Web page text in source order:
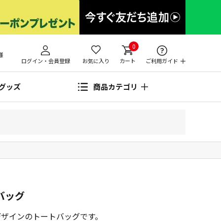
ログイン・会員登録 お気に入り
0
カート ご利用ガイド
ッズ 商品カテゴリ
ッグ
インのトートバッグです。